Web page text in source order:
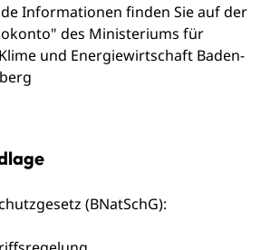
Informationen finden Sie auf der
" des Ministeriums für
und Energiewirtschaft Baden-
(BNatSchG):